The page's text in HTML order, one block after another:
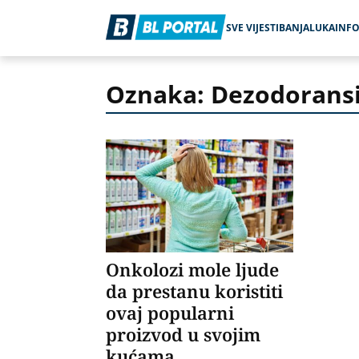
SVE VIJESTIBANJALUKAINFO
Oznaka: Dezodoransi
Onkolozi mole ljude
da prestanu koristiti
ovaj popularni
proizvod u svojim